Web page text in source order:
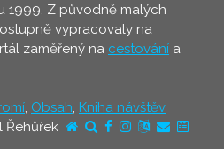
1999. Z původně malých
vypracovaly na
zaměřený na cestování a
, Obsah, Kniha návštěv
Řehůřek